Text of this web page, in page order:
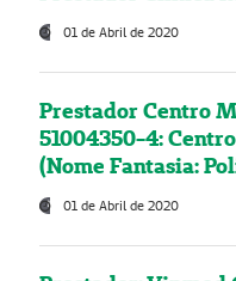
01 de Abril de 2020
Prestador Centro
51004350-4:
(Nome Fantasia:
01 de Abril de 2020